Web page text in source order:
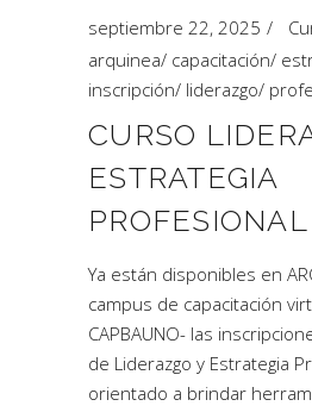
septiembre 22, 2025
arquinea/ capacitación/
inscripción/ liderazgo/
CURSO
ESTRATEGIA
PROFESIONAL
Ya están disponibles en
campus de capacitación
CAPBAUNO- las
de Liderazgo y Estrategia
orientado a brindar